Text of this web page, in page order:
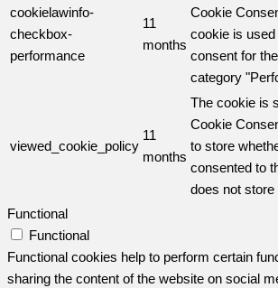
cookielawinfo-
checkbox-
performance
11
months
Cookie
cookie is
consent for
category
viewed_cookie_policy
11
months
The cookie is
Cookie
to store
consented to
does not store
Functional
Functional
Functional cookies help to perform certain
sharing the content of the website on social